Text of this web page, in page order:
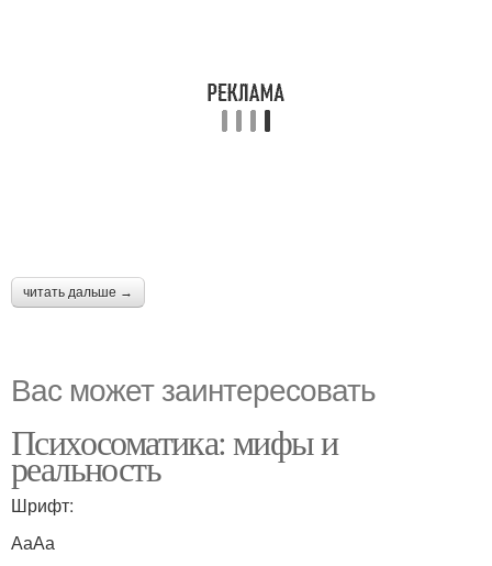
читать дальше →
Вас может заинтересовать
Психосоматика: мифы и
реальность
Шрифт:
АаАа